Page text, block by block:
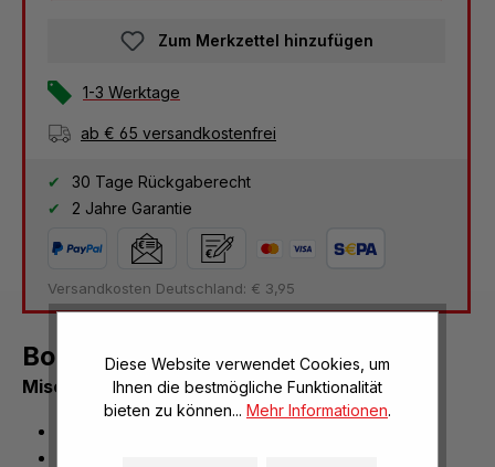
Zum Merkzettel hinzufügen
1-3 Werktage
ab € 65 versandkostenfrei
30 Tage Rückgaberecht
2 Jahre Garantie
Versandkosten Deutschland: € 3,95
Bordürenset (Zierleistenset)
Mischfarben
Diese Website verwendet Cookies, um
Ihnen die bestmögliche Funktionalität
bieten zu können... Mehr Informationen.